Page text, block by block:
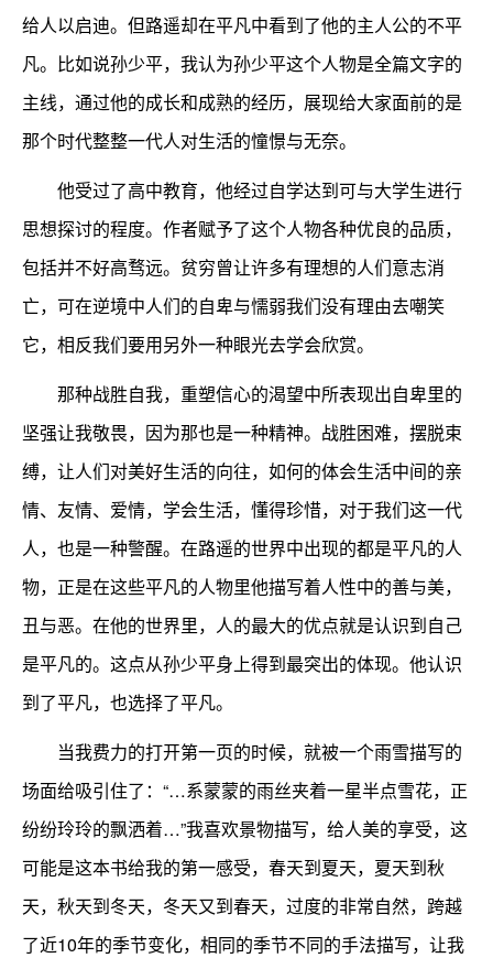
给人以启迪。但路遥却在平凡中看到了他的主人公的不平
凡。比如说孙少平，我认为孙少平这个人物是全篇文字的
主线，通过他的成长和成熟的经历，展现给大家面前的是
那个时代整整一代人对生活的憧憬与无奈。
他受过了高中教育，他经过自学达到可与大学生进行
思想探讨的程度。作者赋予了这个人物各种优良的品质，
包括并不好高骛远。贫穷曾让许多有理想的人们意志消
亡，可在逆境中人们的自卑与懦弱我们没有理由去嘲笑
它，相反我们要用另外一种眼光去学会欣赏。
那种战胜自我，重塑信心的渴望中所表现出自卑里的
坚强让我敬畏，因为那也是一种精神。战胜困难，摆脱束
缚，让人们对美好生活的向往，如何的体会生活中间的亲
情、友情、爱情，学会生活，懂得珍惜，对于我们这一代
人，也是一种警醒。在路遥的世界中出现的都是平凡的人
物，正是在这些平凡的人物里他描写着人性中的善与美，
丑与恶。在他的世界里，人的最大的优点就是认识到自己
是平凡的。这点从孙少平身上得到最突出的体现。他认识
到了平凡，也选择了平凡。
当我费力的打开第一页的时候，就被一个雨雪描写的
场面给吸引住了：“…系蒙蒙的雨丝夹着一星半点雪花，正
纷纷玲玲的飘洒着…”我喜欢景物描写，给人美的享受，这
可能是这本书给我的第一感受，春天到夏天，夏天到秋
天，秋天到冬天，冬天又到春天，过度的非常自然，跨越
了近10年的季节变化，相同的季节不同的手法描写，让我